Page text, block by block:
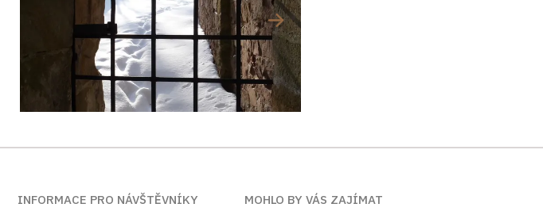
INFORMACE PRO NÁVŠTĚVNÍKY
MOHLO BY VÁS ZAJÍMAT